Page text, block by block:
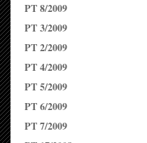
PT 8/2009
PT 3/2009
PT 2/2009
PT 4/2009
PT 5/2009
PT 6/2009
PT 7/2009